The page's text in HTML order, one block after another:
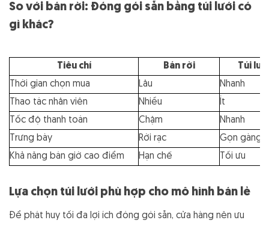
So với bán rời: Đóng gói sẵn bằng túi lưới có
gì khác?
Tiêu chí Bán rời
Túi
Thời gian chọn mua
Lâu
Nhanh
Thao tác nhân viên
Nhiều
Ít
Tốc độ thanh toán
Chậm
Nhanh
Trưng bày
Rời rạc
Gọn gàng
Khả năng bán giờ cao điểm
Hạn chế Tối ưu
Lựa chọn túi lưới phù hợp cho mô hình bán lẻ
Để phát huy tối đa lợi ích đóng gói sẵn, cửa hàng nên ưu